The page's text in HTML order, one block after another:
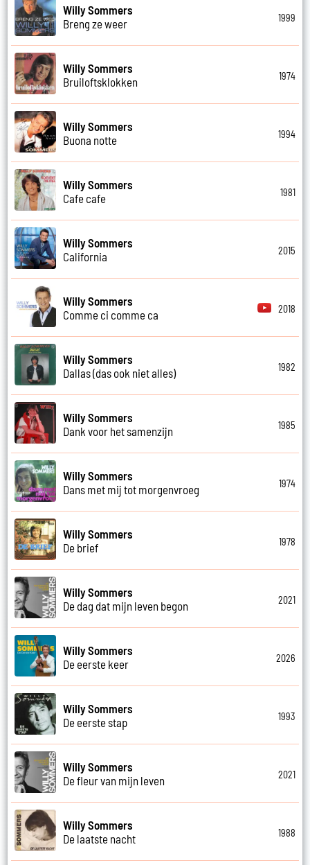
Willy Sommers
Breng ze weer
1999
Willy Sommers
Bruiloftsklokken
1974
Willy Sommers
Buona notte
1994
Willy Sommers
Cafe cafe
1981
Willy Sommers
California
2015
Willy Sommers
Comme ci comme ca
2018
Willy Sommers
Dallas (das ook niet alles)
1982
Willy Sommers
Dank voor het samenzijn
1985
Willy Sommers
Dans met mij tot morgenvroeg
1974
Willy Sommers
De brief
1978
Willy Sommers
De dag dat mijn leven begon
2021
Willy Sommers
De eerste keer
2026
Willy Sommers
De eerste stap
1993
Willy Sommers
De fleur van mijn leven
2021
Willy Sommers
De laatste nacht
1988